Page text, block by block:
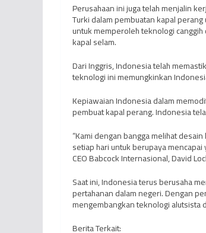
Perusahaan ini juga telah menjalin
Turki dalam pembuatan kapal
untuk memperoleh teknologi
kapal selam.
Dari Inggris, Indonesia telah
teknologi ini memungkinkan
Kepiawaian Indonesia dalam
pembuat kapal perang. Indonesia
“Kami dengan bangga melihat
setiap hari untuk berupaya
CEO Babcock Internasional, David
Saat ini, Indonesia terus berusaha
pertahanan dalam negeri. Dengan
mengembangkan teknologi alutsista
Berita Terkait: